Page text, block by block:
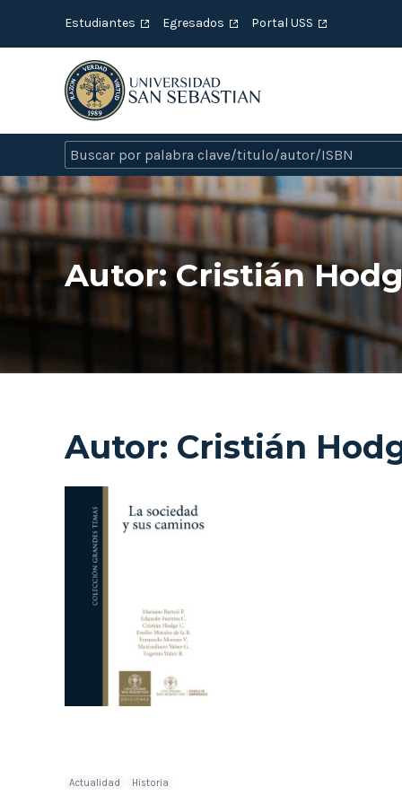
Estudiantes Egresados Portal USS
Autor:Cristián
Autor: Cristián
Actualidad Historia